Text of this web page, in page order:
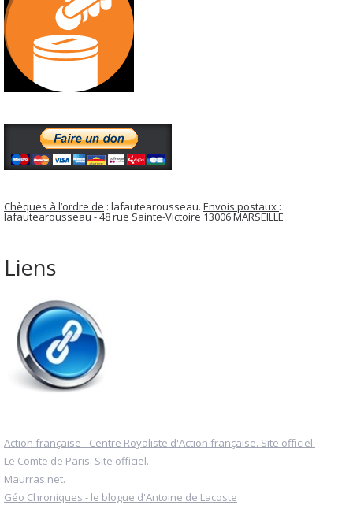
Chèques à l’ordre de : lafautearousseau. Envois postaux :
lafautearousseau - 48 rue Sainte-Victoire 13006 MARSEILLE
Liens
Action française - Centre Royaliste d'Action française. Site officiel.
Le Comte de Paris. Site officiel.
Maurras.net.
Géo Chroniques - le blogue d'Antoine de Lacoste